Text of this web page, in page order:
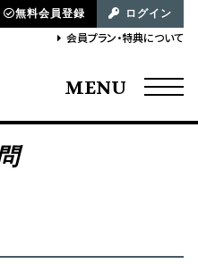
無料会員登録 ログイン
会員プラン・特典について
MENU